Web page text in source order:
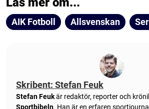
AIK Fotboll Allsvenskan
Skribent: Stefan Feuk
Stefan Feukär redaktör, reporter och
Sportbibeln. Han är en erfaren